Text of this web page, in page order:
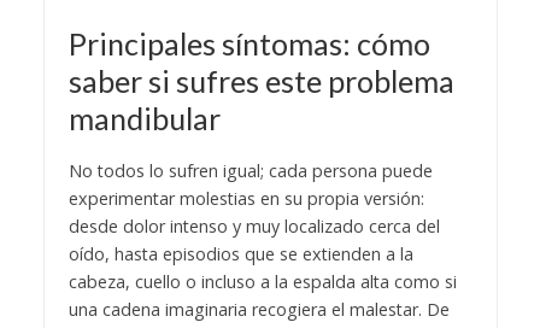
Principales síntomas: cómo
saber si sufres este problema
mandibular
No todos lo sufren igual; cada persona puede
experimentar molestias en su propia versión:
desde dolor intenso y muy localizado cerca del
oído, hasta episodios que se extienden a la
cabeza, cuello o incluso a la espalda alta como si
una cadena imaginaria recogiera el malestar. De